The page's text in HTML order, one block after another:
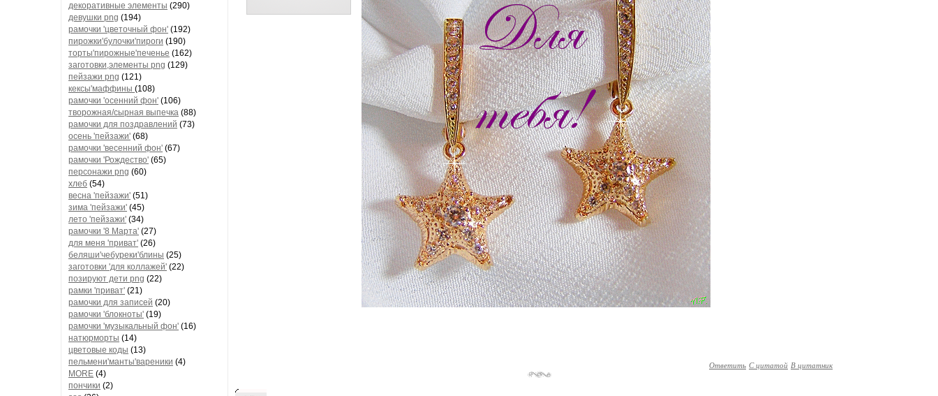
декоративные элементы (290)
девушки png (194)
рамочки 'цветочный фон' (192)
пирожки'булочки'пироги (190)
торты'пирожные'печенье (162)
заготовки,элементы png (129)
пейзажи png (121)
кексы'маффины (108)
рамочки 'осенний фон' (106)
творожная/сырная выпечка (88)
рамочки для поздравлений (73)
осень 'пейзажи' (68)
рамочки 'весенний фон' (67)
рамочки 'Рождество' (65)
персонажи png (60)
хлеб (54)
весна 'пейзажи' (51)
зима 'пейзажи' (45)
лето 'пейзажи' (34)
рамочки '8 Марта' (27)
для меня 'приват' (26)
беляши'чебуреки'блины (25)
заготовки 'для коллажей' (22)
позируют дети png (22)
рамки 'приват' (21)
рамочки для записей (20)
рамочки 'блокноты' (19)
рамочки 'музыкальный фон' (16)
натюрморты (14)
цветовые коды (13)
пельмени'манты'вареники (4)
MORE (4)
пончики (2)
Ответить С цитатой В цитатник